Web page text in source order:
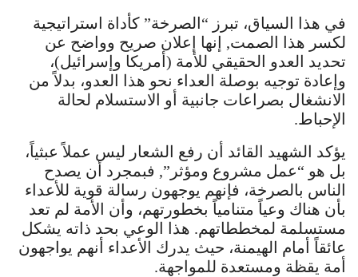
في هذا السياق، تبرز “الصرخة” كأداة استراتيجية
لكسر هذا الصمت, إنها إعلان صريح وواضح عن
تحديد العدو الحقيقي للأمة (أمريكا وإسرائيل)،
وإعادة توجيه بوصلة العداء نحو هذا العدو، بدلاً من
الانشغال بصراعات جانبية أو الاستسلام لحالة
الإحباط.
يؤكد الشهيد القائد أن رفع الشعار ليس عملاً عبثياً،
بل هو “عمل مشروع ومؤثر”, فبمجرد أن يصدح
الناس بالصرخة، فإنهم يوجهون رسالة قوية للأعداء
بأن هناك وعياً متنامياً بخطورتهم، وأن الأمة لم تعد
مستسلمة لمخططاتهم. هذا الوعي بحد ذاته يشكل
عائقاً أمام الهيمنة، حيث يدرك الأعداء أنهم يواجهون
أمة يقظة ومستعدة للمواجهة.